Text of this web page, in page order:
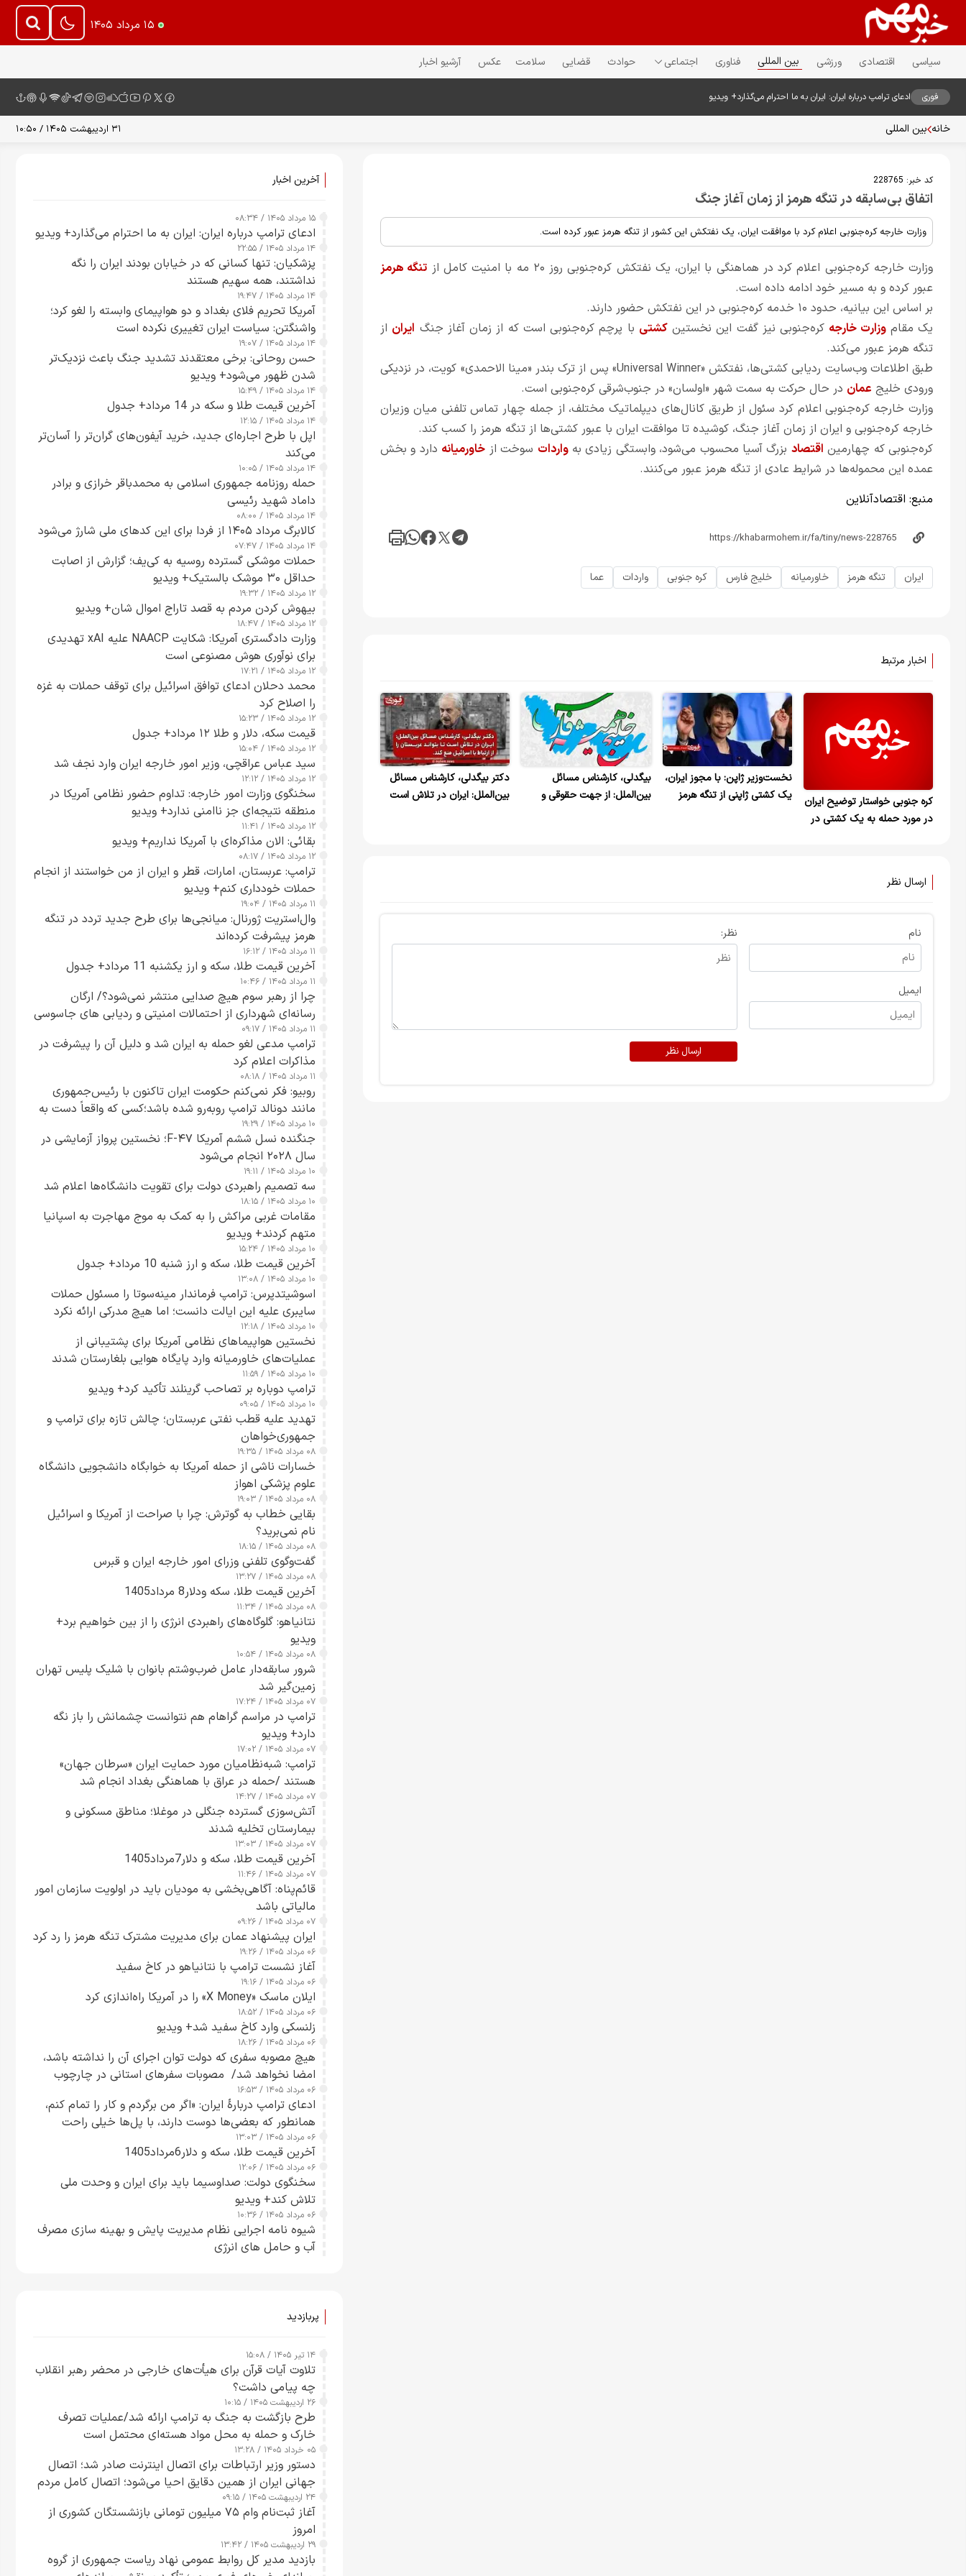
۱۵ مرداد ۱۴۰۵
سیاسی اقتصادی ورزشی بین المللی فناوری اجتماعی حوادث قضایی سلامت عکس آرشیو اخبار
فوری ادعای ترامپ درباره ایران: ایران به ما احترام می‌گذارد+ ویدیو
خانه بین المللی ۳۱ اردیبهشت ۱۴۰۵ / ۱۰:۵۰
کد خبر: 228765
اتفاق بی‌سابقه در تنگه هرمز از زمان آغاز جنگ
وزارت خارجه کره‌جنوبی اعلام کرد با موافقت ایران، یک نفتکش این کشور از تنگه هرمز عبور کرده است.
وزارت خارجه کره‌جنوبی اعلام کرد در هماهنگی با ایران، یک نفتکش کره‌جنوبی روز ۲۰ مه با امنیت کامل از
تنگه هرمز
عبور کرده و به مسیر خود ادامه داده است.
بر اساس این بیانیه، حدود ۱۰ خدمه کره‌جنوبی در این نفتکش حضور دارند.
یک مقاموزارت خارجه کره‌جنوبی نیز گفت این نخستینکشتی با پرچم کره‌جنوبی است که از زمان آغاز جنگ ایران از
تنگه هرمز عبور می‌کند.
طبق اطلاعات وب‌سایت ردیابی کشتی‌ها، نفتکش «Universal Winner» پس از ترک بندر «مینا الاحمدی» کویت، در نزدیکی
ورودی خلیج عمان در حال حرکت به سمت شهر «اولسان» در جنوب‌شرقی کره‌جنوبی است.
وزارت خارجه کره‌جنوبی اعلام کرد سئول از طریق کانال‌های دیپلماتیک مختلف، از جمله چهار تماس تلفنی میان وزیران
خارجه کره‌جنوبی و ایران از زمان آغاز جنگ، کوشیده تا موافقت ایران با عبور کشتی‌ها از تنگه هرمز را کسب کند.
کره‌جنوبی که چهارمین اقتصاد بزرگ آسیا محسوب می‌شود، وابستگی زیادی بهواردات سوخت از خاورمیانه دارد و بخش
عمده این محموله‌ها در شرایط عادی از تنگه هرمز عبور می‌کنند.
منبع: اقتصادآنلاین
ایران تنگه هرمز خاورمیانه خلیج فارس کره جنوبی واردات عما
اخبار مرتبط
کره جنوبی خواستار توضیح ایران
در مورد حمله به یک کشتی در
نخست‌وزیر ژاپن: با مجوز ایران،
یک کشتی ژاپنی از تنگه هرمز
بیگدلی، کارشناس مسائل
بین‌الملل: از جهت حقوقی و
دکتر بیگدلی، کارشناس مسائل
بین‌الملل: ایران در تلاش است
ارسال نظر
نام
ایمیل
نظر:
ارسال نظر
آخرین اخبار
۱۵ مرداد ۱۴۰۵ / ۰۸:۳۴
ادعای ترامپ درباره ایران: ایران به ما احترام می‌گذارد+ ویدیو
۱۴ مرداد ۱۴۰۵ / ۲۲:۵۵
پزشکیان: تنها کسانی که در خیابان بودند ایران را نگه
نداشتند، همه سهیم هستند
۱۴ مرداد ۱۴۰۵ / ۱۹:۴۷
آمریکا تحریم فلای بغداد و دو هواپیمای وابسته را لغو کرد؛
واشنگتن: سیاست ایران تغییری نکرده است
۱۴ مرداد ۱۴۰۵ / ۱۹:۰۷
حسن روحانی: برخی معتقدند تشدید جنگ باعث نزدیک‌تر
شدن ظهور می‌شود+ ویدیو
۱۴ مرداد ۱۴۰۵ / ۱۵:۴۹
آخرین قیمت طلا و سکه در 14 مرداد+ جدول
۱۴ مرداد ۱۴۰۵ / ۱۲:۱۵
اپل با طرح اجاره‌ای جدید، خرید آیفون‌های گران‌تر را آسان‌تر
می‌کند
۱۴ مرداد ۱۴۰۵ / ۱۰:۰۵
حمله روزنامه جمهوری اسلامی به محمدباقر خرازی و برادر
داماد شهید رئیسی
۱۴ مرداد ۱۴۰۵ / ۰۸:۰۰
کالابرگ مرداد ۱۴۰۵ از فردا برای این کدهای ملی شارژ می‌شود
۱۴ مرداد ۱۴۰۵ / ۰۷:۴۷
حملات موشکی گسترده روسیه به کی‌یف؛ گزارش از اصابت
حداقل ۳۰ موشک بالستیک+ ویدیو
۱۲ مرداد ۱۴۰۵ / ۱۹:۳۲
بیهوش کردن مردم به قصد تاراج اموال شان+ ویدیو
۱۲ مرداد ۱۴۰۵ / ۱۸:۴۷
وزارت دادگستری آمریکا: شکایت NAACP علیه xAI تهدیدی
برای نوآوری هوش مصنوعی است
۱۲ مرداد ۱۴۰۵ / ۱۷:۲۱
محمد دحلان ادعای توافق اسرائیل برای توقف حملات به غزه
را اصلاح کرد
۱۲ مرداد ۱۴۰۵ / ۱۵:۲۳
قیمت سکه، دلار و طلا ۱۲ مرداد+ جدول
۱۲ مرداد ۱۴۰۵ / ۱۵:۰۴
سید عباس عراقچی، وزیر امور خارجه ایران وارد نجف شد
۱۲ مرداد ۱۴۰۵ / ۱۲:۱۲
سخنگوی وزارت امور خارجه: تداوم حضور نظامی آمریکا در
منطقه نتیجه‌ای جز ناامنی ندارد+ ویدیو
۱۲ مرداد ۱۴۰۵ / ۱۱:۴۱
بقائی: الان مذاکره‌ای با آمریکا نداریم+ ویدیو
۱۲ مرداد ۱۴۰۵ / ۰۸:۱۷
ترامپ: عربستان، امارات، قطر و ایران از من خواستند از انجام
حملات خودداری کنم+ ویدیو
۱۱ مرداد ۱۴۰۵ / ۱۹:۰۴
وال‌استریت ژورنال: میانجی‌ها برای طرح جدید تردد در تنگه
هرمز پیشرفت کرده‌اند
۱۱ مرداد ۱۴۰۵ / ۱۶:۱۲
آخرین قیمت طلا، سکه و ارز یکشنبه 11 مرداد+ جدول
۱۱ مرداد ۱۴۰۵ / ۱۰:۴۶
چرا از رهبر سوم هیچ صدایی منتشر نمی‌شود؟/ ارگان
رسانه‌ای شهرداری از احتمالات امنیتی و ردیابی های جاسوسی
گفت
۱۱ مرداد ۱۴۰۵ / ۰۹:۱۷
ترامپ مدعی لغو حمله به ایران شد و دلیل آن را پیشرفت در
مذاکرات اعلام کرد
۱۱ مرداد ۱۴۰۵ / ۰۸:۱۸
روبیو: فکر نمی‌کنم حکومت ایران تاکنون با رئیس‌جمهوری
مانند دونالد ترامپ روبه‌رو شده باشد؛کسی که واقعاً دست به
اقدام می‌زند
۱۰ مرداد ۱۴۰۵ / ۱۹:۲۹
جنگنده نسل ششم آمریکا F-۴۷؛ نخستین پرواز آزمایشی در
سال ۲۰۲۸ انجام می‌شود
۱۰ مرداد ۱۴۰۵ / ۱۹:۱۱
سه تصمیم راهبردی دولت برای تقویت دانشگاه‌ها اعلام شد
۱۰ مرداد ۱۴۰۵ / ۱۸:۱۵
مقامات غربی مراکش را به کمک به موج مهاجرت به اسپانیا
متهم کردند+ ویدیو
۱۰ مرداد ۱۴۰۵ / ۱۵:۲۴
آخرین قیمت طلا، سکه و ارز شنبه 10 مرداد+ جدول
۱۰ مرداد ۱۴۰۵ / ۱۳:۰۸
اسوشیتدپرس: ترامپ فرماندار مینه‌سوتا را مسئول حملات
سایبری علیه این ایالت دانست؛ اما هیچ مدرکی ارائه نکرد
۱۰ مرداد ۱۴۰۵ / ۱۲:۱۸
نخستین هواپیماهای نظامی آمریکا برای پشتیبانی از
عملیات‌های خاورمیانه وارد پایگاه هوایی بلغارستان شدند
۱۰ مرداد ۱۴۰۵ / ۱۱:۵۹
ترامپ دوباره بر تصاحب گرینلند تأکید کرد+ ویدیو
۱۰ مرداد ۱۴۰۵ / ۰۹:۰۵
تهدید علیه قطب نفتی عربستان؛ چالش تازه برای ترامپ و
جمهوری‌خواهان
۰۸ مرداد ۱۴۰۵ / ۱۹:۳۵
خسارات ناشی از حمله آمریکا به خوابگاه دانشجویی دانشگاه
علوم پزشکی اهواز
۰۸ مرداد ۱۴۰۵ / ۱۹:۰۳
بقایی خطاب به گوترش: چرا با صراحت از آمریکا و اسرائیل
نام نمی‌برید؟
۰۸ مرداد ۱۴۰۵ / ۱۸:۱۵
گفت‌وگوی تلفنی وزرای امور خارجه ایران و قبرس
۰۸ مرداد ۱۴۰۵ / ۱۳:۲۷
آخرین قیمت طلا، سکه ودلار8 مرداد1405
۰۸ مرداد ۱۴۰۵ / ۱۱:۳۴
نتانیاهو: گلوگاه‌های راهبردی انرژی را از بین خواهیم برد+
ویدیو
۰۸ مرداد ۱۴۰۵ / ۱۰:۵۴
شرور سابقه‌دار عامل ضرب‌وشتم بانوان با شلیک پلیس تهران
زمین‌گیر شد
۰۷ مرداد ۱۴۰۵ / ۱۷:۲۴
ترامپ در مراسم گراهام هم نتوانست چشمانش را باز نگه
دارد+ ویدیو
۰۷ مرداد ۱۴۰۵ / ۱۷:۰۲
ترامپ: شبه‌نظامیان مورد حمایت ایران «سرطان جهان»
هستند /حمله در عراق با هماهنگی بغداد انجام شد
۰۷ مرداد ۱۴۰۵ / ۱۴:۲۷
آتش‌سوزی گسترده جنگلی در موغلا؛ مناطق مسکونی و
بیمارستان تخلیه شدند
۰۷ مرداد ۱۴۰۵ / ۱۳:۰۳
آخرین قیمت طلا، سکه و دلار7مرداد1405
۰۷ مرداد ۱۴۰۵ / ۱۱:۴۶
قائم‌پناه: آگاهی‌بخشی به مودیان باید در اولویت سازمان امور
مالیاتی باشد
۰۷ مرداد ۱۴۰۵ / ۰۹:۲۶
ایران پیشنهاد عمان برای مدیریت مشترک تنگه هرمز را رد کرد
۰۶ مرداد ۱۴۰۵ / ۱۹:۲۶
آغاز نشست ترامپ با نتانیاهو در کاخ سفید
۰۶ مرداد ۱۴۰۵ / ۱۹:۱۶
ایلان ماسک «X Money» را در آمریکا راه‌اندازی کرد
۰۶ مرداد ۱۴۰۵ / ۱۸:۵۲
زلنسکی وارد کاخ سفید شد+ ویدیو
۰۶ مرداد ۱۴۰۵ / ۱۸:۲۶
هیچ مصوبه سفری که دولت توان اجرای آن را نداشته باشد،
امضا نخواهد شد/ مصوبات سفرهای استانی در چارچوب
قانون بودجه است+ عکس
۰۶ مرداد ۱۴۰۵ / ۱۶:۵۳
ادعای ترامپ دربارهٔ ایران: «اگر من برگردم و کار را تمام کنم،
همانطور که بعضی‌ها دوست دارند، با پل‌ها خیلی راحت
می‌توانم بیشتر پل‌هایشان را در کمتر از یک ساعت از بین
ببرم+ ویدیو
۰۶ مرداد ۱۴۰۵ / ۱۳:۰۳
آخرین قیمت طلا، سکه و دلار6مرداد1405
۰۶ مرداد ۱۴۰۵ / ۱۲:۰۶
سخنگوی دولت: صداوسیما باید برای ایران و وحدت ملی
تلاش کند+ ویدیو
۰۶ مرداد ۱۴۰۵ / ۱۰:۳۶
شیوه نامه اجرایی نظام مدیریت پایش و بهینه سازی مصرف
آب و حامل های انرژی
پربازدید
۱۴ تیر ۱۴۰۵ / ۱۵:۰۸
تلاوت آیات قرآن برای هیأت‌های خارجی در محضر رهبر انقلاب
چه پیامی داشت؟
۲۶ اردیبهشت ۱۴۰۵ / ۱۰:۱۵
طرح‌ بازگشت به جنگ به ترامپ ارائه شد/عملیات تصرف
خارک و حمله به محل مواد هسته‌ای محتمل است
۰۵ خرداد ۱۴۰۵ / ۱۳:۲۸
دستور وزیر ارتباطات برای اتصال اینترنت صادر شد؛ اتصال
جهانی ایران از همین دقایق احیا می‌شود؛ اتصال کامل مردم
تا ۲۴ ساعت آینده
۲۴ اردیبهشت ۱۴۰۵ / ۰۹:۱۵
آغاز ثبت‌نام وام ۷۵ میلیون تومانی بازنشستگان کشوری از
امروز
۲۹ اردیبهشت ۱۴۰۵ / ۱۳:۴۲
بازدید مدیر کل روابط عمومی نهاد ریاست جمهوری از گروه